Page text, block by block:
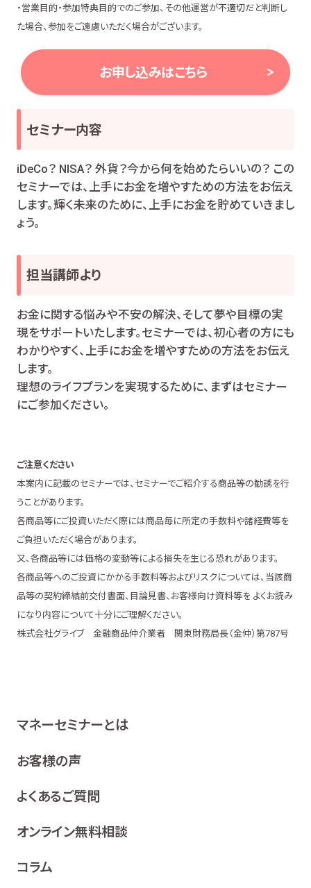
・営業目的・参加特典目的でのご参加、その他運営が不適切だと判断し
た場合、参加をご遠慮いただく場合がございます。
お申し込みはこちら
セミナー内容
iDeCo？ NISA？ 外貨？今から何を始めたらいいの？ この
セミナーでは、上手にお金を増やすための方法をお伝え
します。輝く未来のために、上手にお金を貯めていきまし
ょう。
担当講師より
お金に関する悩みや不安の解決、そして夢や目標の実
現をサポートいたします。セミナーでは、初心者の方にも
わかりやすく、上手にお金を増やすための方法をお伝え
します。
理想のライフプランを実現するために、まずはセミナー
にご参加ください。
ご注意ください
本案内に記載のセミナーでは、セミナーでご紹介する商品等の勧誘を行
うことがあります。
各商品等にご投資いただく際には商品毎に所定の手数料や諸経費等を
ご負担いただく場合があります。
又、各商品等には価格の変動等による損失を生じる恐れがあります。
各商品等へのご投資にかかる手数料等およびリスクについては、当該商
品等の契約締結前交付書面、目論見書、お客様向け資料等を よくお読み
になり内容について十分にご理解ください。
株式会社グライブ 金融商品仲介業者 関東財務局長（金仲）第787号
マネーセミナーとは
お客様の声
よくあるご質問
オンライン無料相談
コラム